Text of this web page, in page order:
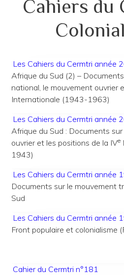
Cahiers du
Les Cahiers du Cermtri année
Afrique du Sud (2) –
national, le mouvement ouvrier
Internationale (1943-1963)
Les Cahiers du Cermtri année
Afrique du Sud : Documents
ouvrier et les positions de la IVe
1943)
Les Cahiers du Cermtri année
Documents sur le mouvement
Sud
Les Cahiers du Cermtri année
Front populaire et colonialisme
Cahier du Cermtri n°181